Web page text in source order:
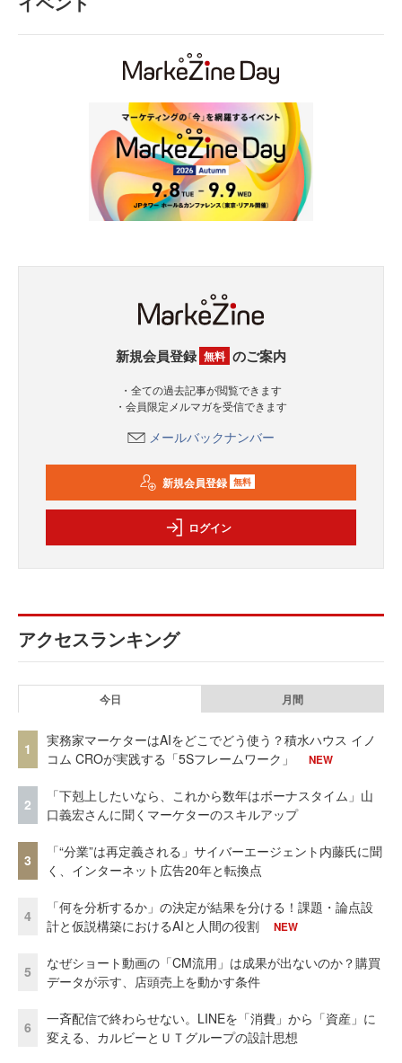
新規会員登録 無料 のご案内
・全ての過去記事が閲覧できます
・会員限定メルマガを受信できます
メールバックナンバー
新規会員登録 無料
ログイン
アクセスランキング
今日 月間
1
実務家マーケターはAIをどこでどう使う？積水ハウス イノ
コム CROが実践する「5Sフレームワーク」
NEW
2
「下剋上したいなら、これから数年はボーナスタイム」山
口義宏さんに聞くマーケターのスキルアップ
3
「“分業”は再定義される」サイバーエージェント内藤氏に聞
く、インターネット広告20年と転換点
4
「何を分析するか」の決定が結果を分ける！課題・論点設
計と仮説構築におけるAIと人間の役割
NEW
5
なぜショート動画の「CM流用」は成果が出ないのか？購買
データが示す、店頭売上を動かす条件
6
一斉配信で終わらせない。LINEを「消費」から「資産」に
変える、カルビーとＵＴグループの設計思想